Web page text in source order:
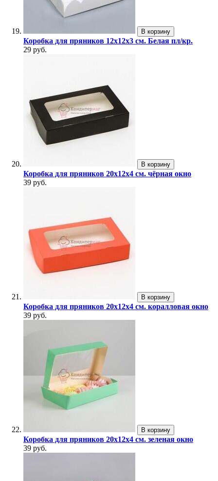
В корзину
Коробка для пряников 12х12х3 см. Белая пл/кр.
29 руб.
В корзину
Коробка для пряников 20х12х4 см. чёрная окно
39 руб.
В корзину
Коробка для пряников 20х12х4 см. коралловая окно
39 руб.
В корзину
Коробка для пряников 20х12х4 см. зеленая окно
39 руб.